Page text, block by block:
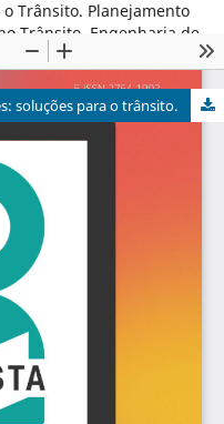
Trânsito. Planejamento
Trânsito. Engenharia de
. Estatística. G
Pública.
soluções para o trânsito.